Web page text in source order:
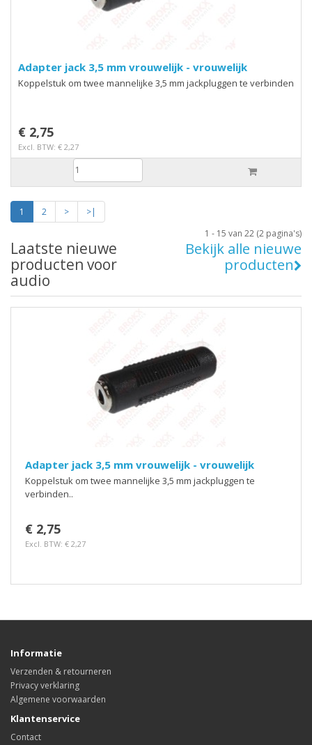
Adapter jack 3,5 mm vrouwelijk - vrouwelijk
Koppelstuk om twee mannelijke 3,5 mm jackpluggen te verbinden
€ 2,75
Excl. BTW: € 2,27
1 2 >
>|
1 - 15 van 22 (2 pagina's)
Laatste nieuwe
producten voor
audio
Bekijk alle nieuwe
producten
Adapter jack 3,5 mm vrouwelijk - vrouwelijk
Koppelstuk om twee mannelijke 3,5 mm jackpluggen te
verbinden..
€ 2,75
Excl. BTW: € 2,27
Informatie
Verzenden & retourneren
Privacy verklaring
Algemene voorwaarden
Klantenservice
Contact